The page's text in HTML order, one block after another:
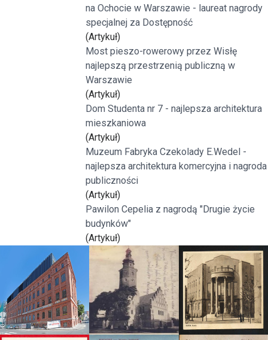
na Ochocie w Warszawie - laureat nagrody
specjalnej za Dostępność
(Artykuł)
Most pieszo-rowerowy przez Wisłę
najlepszą przestrzenią publiczną w
Warszawie
(Artykuł)
Dom Studenta nr 7 - najlepsza architektura
mieszkaniowa
(Artykuł)
Muzeum Fabryka Czekolady E.Wedel -
najlepsza architektura komercyjna i nagroda
publiczności
(Artykuł)
Pawilon Cepelia z nagrodą "Drugie życie
budynków"
(Artykuł)